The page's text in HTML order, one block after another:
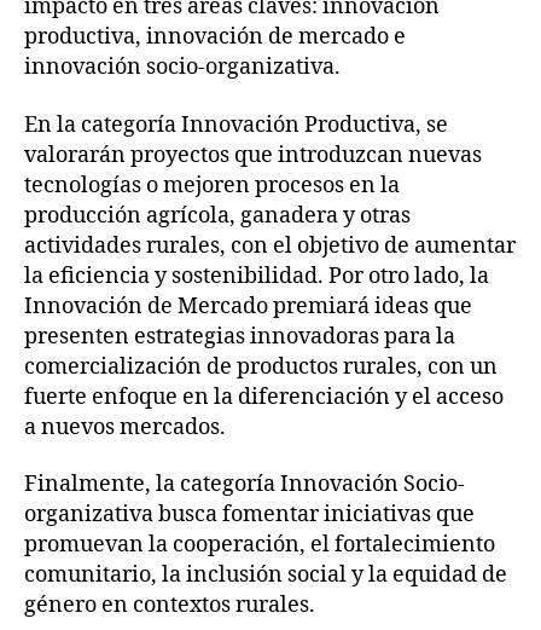
impacto en tres áreas claves: innovación
productiva, innovación de mercado e
innovación socio-organizativa.
En la categoría Innovación Productiva, se
valorarán proyectos que introduzcan nuevas
tecnologías o mejoren procesos en la
producción agrícola, ganadera y otras
actividades rurales, con el objetivo de aumentar
la eficiencia y sostenibilidad. Por otro lado, la
Innovación de Mercado premiará ideas que
presenten estrategias innovadoras para la
comercialización de productos rurales, con un
fuerte enfoque en la diferenciación y el acceso
a nuevos mercados.
Finalmente, la categoría Innovación Socio-
organizativa busca fomentar iniciativas que
promuevan la cooperación, el fortalecimiento
comunitario, la inclusión social y la equidad de
género en contextos rurales.